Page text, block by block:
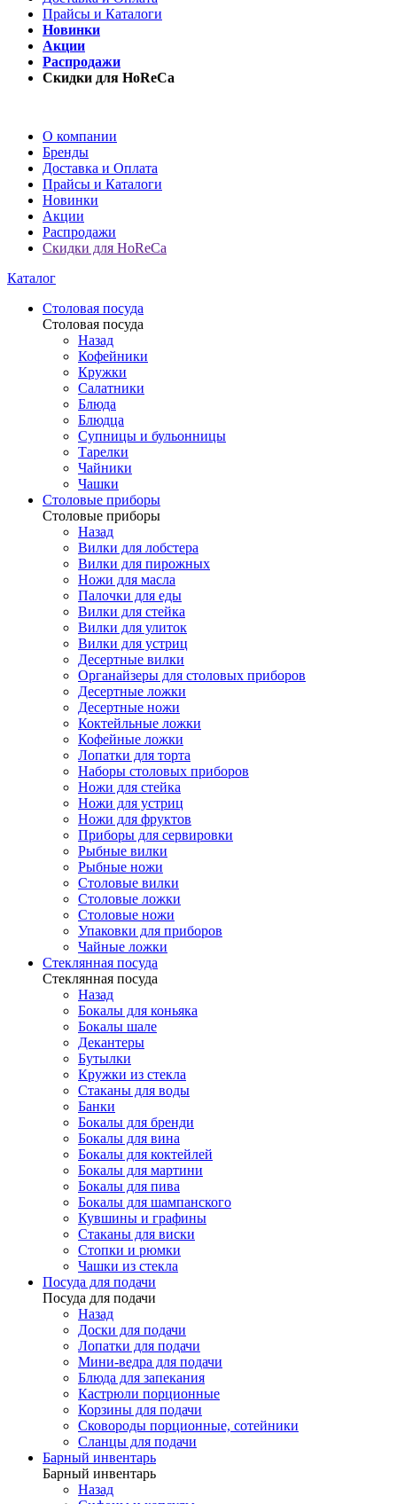
Прайсы и Каталоги
Новинки
Акции
Распродажи
Скидки для HoReCa
О компании
Бренды
Доставка и Оплата
Прайсы и Каталоги
Новинки
Акции
Распродажи
Скидки для HoReCa
Каталог
Столовая посуда
Столовая посуда
Назад
Кофейники
Кружки
Салатники
Блюда
Блюдца
Супницы и бульонницы
Тарелки
Чайники
Чашки
Cтоловые приборы
Cтоловые приборы
Назад
Вилки для лобстера
Вилки для пирожных
Ножи для масла
Палочки для еды
Вилки для стейка
Вилки для улиток
Вилки для устриц
Десертные вилки
Органайзеры для столовых приборов
Десертные ложки
Десертные ножи
Коктейльные ложки
Кофейные ложки
Лопатки для торта
Наборы столовых приборов
Ножи для стейка
Ножи для устриц
Ножи для фруктов
Приборы для сервировки
Рыбные вилки
Рыбные ножи
Столовые вилки
Столовые ложки
Столовые ножи
Упаковки для приборов
Чайные ложки
Стеклянная посуда
Стеклянная посуда
Назад
Бокалы для коньяка
Бокалы шале
Декантеры
Бутылки
Кружки из стекла
Стаканы для воды
Банки
Бокалы для бренди
Бокалы для вина
Бокалы для коктейлей
Бокалы для мартини
Бокалы для пива
Бокалы для шампанского
Кувшины и графины
Стаканы для виски
Стопки и рюмки
Чашки из стекла
Посуда для подачи
Посуда для подачи
Назад
Доски для подачи
Лопатки для подачи
Мини-ведра для подачи
Блюда для запекания
Кастрюли порционные
Корзины для подачи
Сковороды порционные, сотейники
Сланцы для подачи
Барный инвентарь
Барный инвентарь
Назад